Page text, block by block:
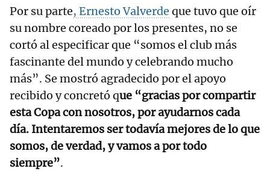
Por su parte, Ernesto Valverde que tuvo que oír
su nombre coreado por los presentes, no se
cortó al especificar que “somos el club más
fascinante del mundo y celebrando mucho
más”. Se mostró agradecido por el apoyo
recibido y concretó que “gracias por compartir
esta Copa con nosotros, por ayudarnos cada
día. Intentaremos ser todavía mejores de lo que
somos, de verdad, y vamos a por todo
siempre”.